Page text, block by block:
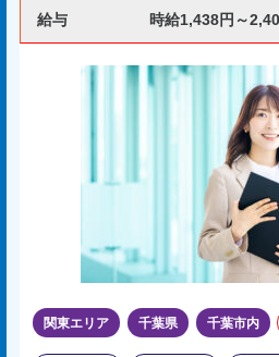
給与 時給1,438円～
関東エリア 千葉県 千葉市内